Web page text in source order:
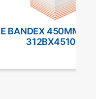
X 1000 MTS